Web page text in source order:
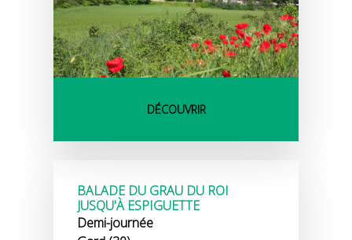
DÉCOUVRIR
BALADE DU GRAU DU ROI
JUSQU'À ESPIGUETTE
Demi-journée